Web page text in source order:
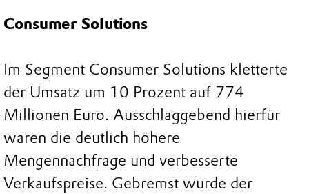
Consumer Solutions
Im Segment Consumer Solutions kletterte
der Umsatz um 10 Prozent auf 774
Millionen Euro. Ausschlaggebend hierfür
waren die deutlich höhere
Mengennachfrage und verbesserte
Verkaufspreise. Gebremst wurde der